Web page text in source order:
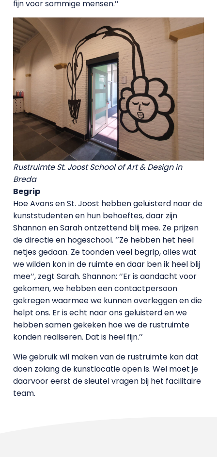
fijn voor sommige mensen.’’
Rustruimte St. Joost School of Art & Design in
Breda
Begrip
Hoe Avans en St. Joost hebben geluisterd naar de
kunststudenten en hun behoeftes, daar zijn
Shannon en Sarah ontzettend blij mee. Ze prijzen
de directie en hogeschool. ‘’Ze hebben het heel
netjes gedaan. Ze toonden veel begrip, alles wat
we wilden kon in de ruimte en daar ben ik heel blij
mee’’, zegt Sarah. Shannon: ‘’Er is aandacht voor
gekomen, we hebben een contactpersoon
gekregen waarmee we kunnen overleggen en die
helpt ons. Er is echt naar ons geluisterd en we
hebben samen gekeken hoe we de rustruimte
konden realiseren. Dat is heel fijn.’’
Wie gebruik wil maken van de rustruimte kan dat
doen zolang de kunstlocatie open is. Wel moet je
daarvoor eerst de sleutel vragen bij het facilitaire
team.